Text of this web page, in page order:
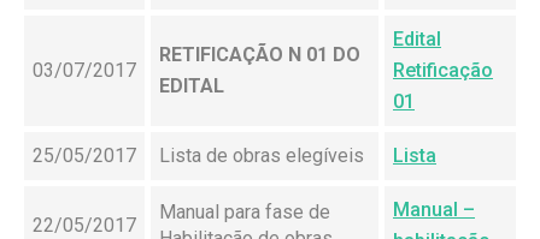
03/07/2017
RETIFICAÇÃO N 01 DO
EDITAL
Edital
Retificação
01
25/05/2017 Lista de obras elegíveis Lista
22/05/2017
Manual para fase de
Manual –